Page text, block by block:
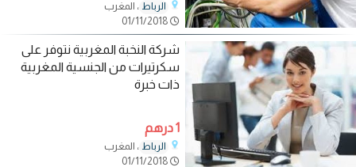
الرباط ، المغرب
شركة النخبة المغربية نتوفر على
سكرتيرات من الجنسية المغربية
ذات خبرة
1 درهم
الرباط ، المغرب